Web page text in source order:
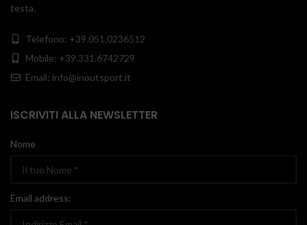
testa.
Telefono: +39.051.0236512
Mobile: +39.331.6742729
Email: info@inoutsport.it
ISCRIVITI ALLA NEWSLETTER
Nome
Email address: